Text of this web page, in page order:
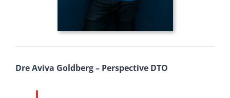
Dre Aviva Goldberg – Perspective DTO